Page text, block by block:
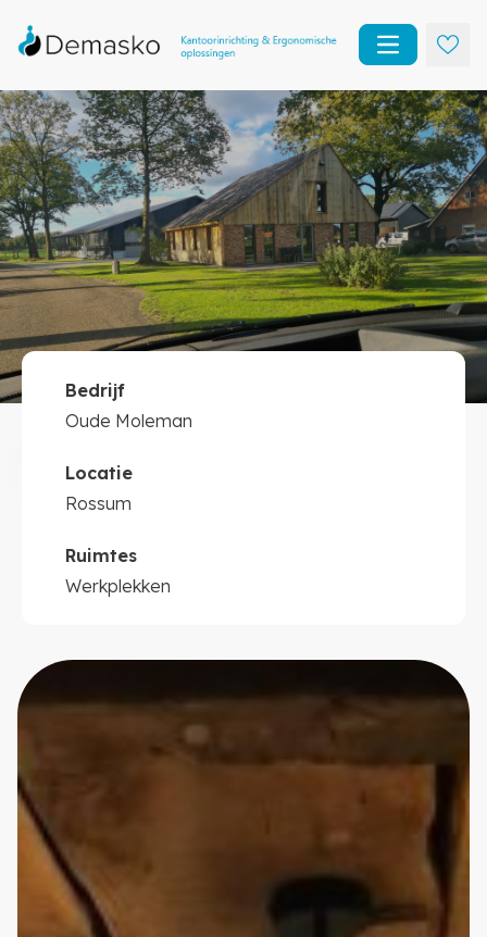
Open main
Oude Moleman
Kantoorinrichting
Bedrijf
Oude Moleman
Locatie
Rossum
Ruimtes
Werkplekken